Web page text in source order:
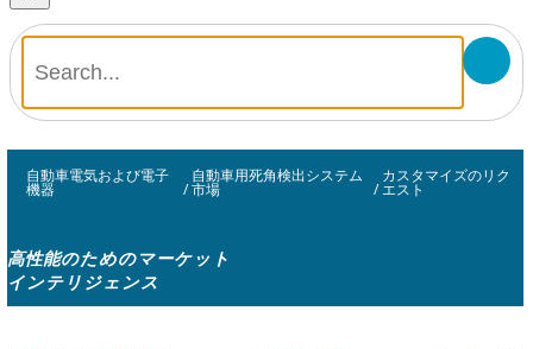
自動車電気および電子
機器 /
自動車用死角検出システム
市場 /
カスタマイズのリク
エスト
高性能のためのマーケット
インテリジェンス